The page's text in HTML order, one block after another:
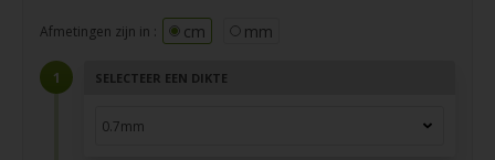
Afmetingen zijn in : cm mm
SELECTEER EEN DIKTE